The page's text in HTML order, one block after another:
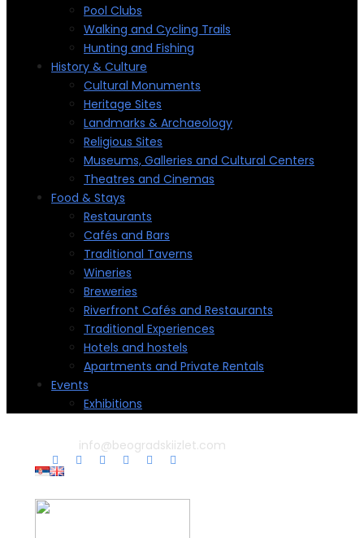
Pool Clubs
Walking and Cycling Trails
Hunting and Fishing
History & Culture
Cultural Monuments
Heritage Sites
Landmarks & Archaeology
Religious Sites
Museums, Galleries and Cultural Centers
Theatres and Cinemas
Food & Stays
Restaurants
Cafés and Bars
Traditional Taverns
Wineries
Breweries
Riverfront Cafés and Restaurants
Traditional Experiences
Hotels and hostels
Apartments and Private Rentals
Events
Exhibitions
info@beogradskiizlet.com